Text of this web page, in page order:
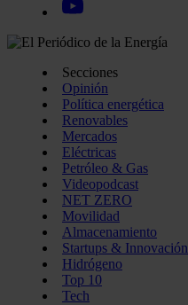
Secciones
Opinión
Política energética
Renovables
Mercados
Eléctricas
Petróleo & Gas
Videopodcast
NET ZERO
Movilidad
Almacenamiento
Startups & Innovación
Hidrógeno
Top 10
Tech